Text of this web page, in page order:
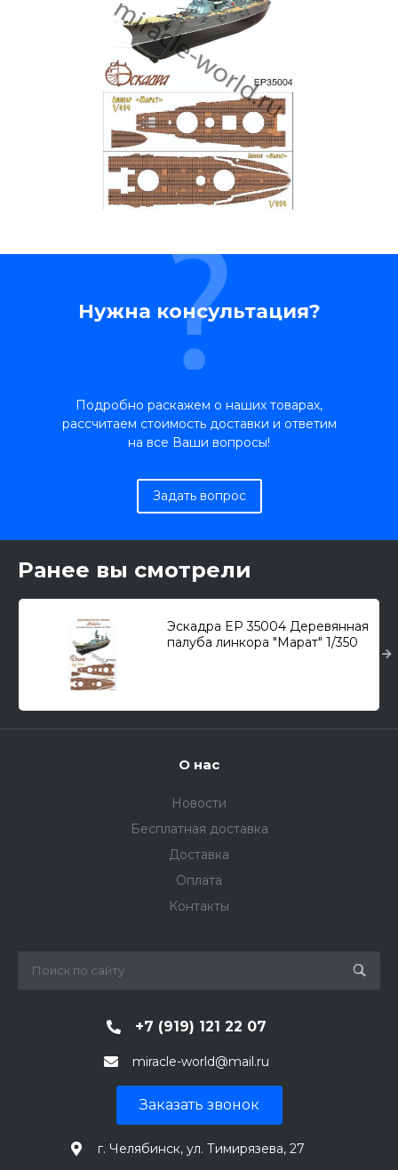
Нужна консультация?
Подробно раскажем о наших товарах,
рассчитаем стоимость доставки и ответим
на все Ваши вопросы!
Задать вопрос
Ранее вы смотрели
Эскадра EP 35004 Деревянная
палуба линкора "Марат" 1/350
О нас
Новости
Бесплатная доставка
Доставка
Оплата
Контакты
+7 (919) 121 22 07
miracle-world@mail.ru
Заказать звонок
г. Челябинск, ул. Тимирязева, 27